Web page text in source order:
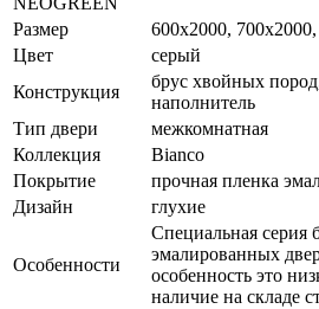
Размер
600x2000,
Цвет
серый
Конструкция
брус хвойных
наполнитель
Тип двери
межкомнатная
Коллекция
Bianco
Покрытие
прочная пленка
Дизайн
глухие
Особенности
Специальная серия
эмалированных
особенность это
наличие на складе